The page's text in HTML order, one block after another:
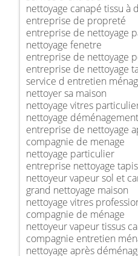
nettoyage canapé tissu à
entreprise de propreté
entreprise de nettoyage
nettoyage fenetre
entreprise de nettoyage
entreprise de nettoyage
service d entretien
nettoyer sa maison
nettoyage vitres
nettoyage déménagement
entreprise de nettoyage
compagnie de menage
nettoyage particulier
entreprise nettoyage tapis
nettoyeur vapeur sol et
grand nettoyage maison
nettoyage vitres
compagnie de ménage
nettoyeur vapeur tissus
compagnie entretien
nettoyage après